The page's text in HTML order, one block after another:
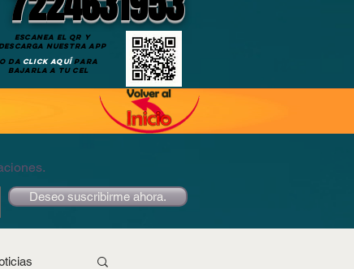
ESCANEA EL QR Y
DESCARGA NUESTRA APP
O DA CLICK AQUÍPARA
BAJARLA A TU CEL
Deseo suscribirme ahora.